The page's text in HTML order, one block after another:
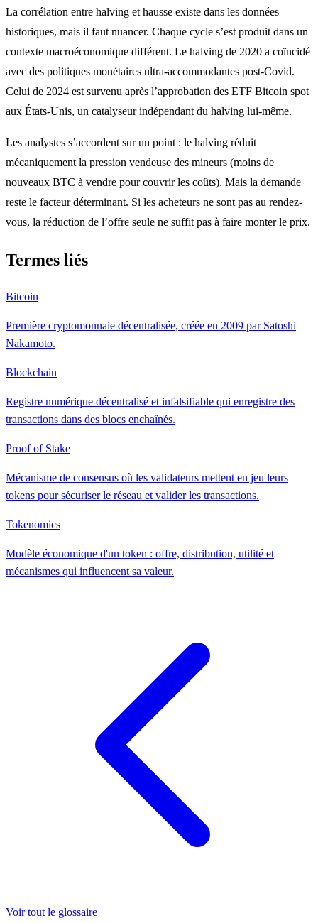
La corrélation entre halving et hausse existe dans les données
historiques, mais il faut nuancer. Chaque cycle s’est produit dans un
contexte macroéconomique différent. Le halving de 2020 a coïncidé
avec des politiques monétaires ultra-accommodantes post-Covid.
Celui de 2024 est survenu après l’approbation des ETF Bitcoin spot
aux États-Unis, un catalyseur indépendant du halving lui-même.
Les analystes s’accordent sur un point : le halving réduit
mécaniquement la pression vendeuse des mineurs (moins de
nouveaux BTC à vendre pour couvrir les coûts). Mais la demande
reste le facteur déterminant. Si les acheteurs ne sont pas au rendez-
vous, la réduction de l’offre seule ne suffit pas à faire monter le prix.
Termes liés
Bitcoin
Première cryptomonnaie décentralisée, créée en 2009 par Satoshi
Nakamoto.
Blockchain
Registre numérique décentralisé et infalsifiable qui enregistre des
transactions dans des blocs enchaînés.
Proof of Stake
Mécanisme de consensus où les validateurs mettent en jeu leurs
tokens pour sécuriser le réseau et valider les transactions.
Tokenomics
Modèle économique d'un token : offre, distribution, utilité et
mécanismes qui influencent sa valeur.
Voir tout le glossaire